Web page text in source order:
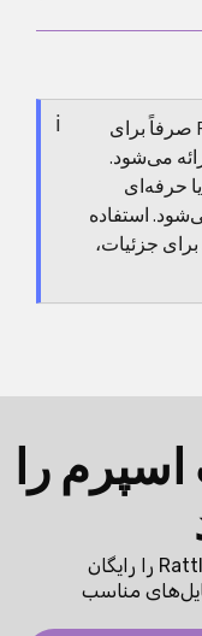
دارد یا سبزرنگ
و نگرانی وجود
و کمک گرفتن
مطالب RattleStork صرفاً برای
می‌شود.
حرفه‌ای
استفاده
جزئیات،
را
اپلیکیشن اهدای اسپرم RattleStork را رایگان
مناسب